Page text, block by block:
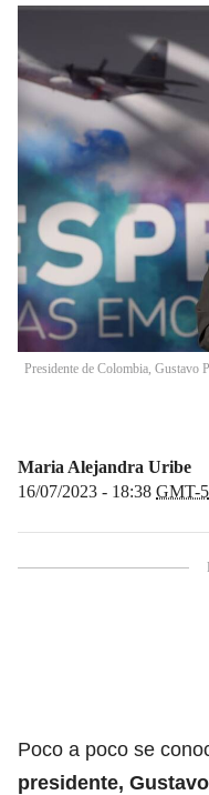
Presidente de Colombia, Gustavo
Maria Alejandra Uribe
16/07/2023 - 18:38 GMT-5
Poco a poco se
presidente,